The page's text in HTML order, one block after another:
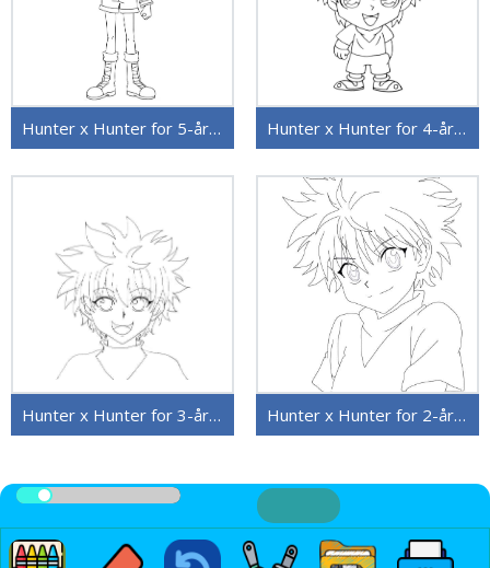
Hunter x Hunter for 5-åringer Hunter x Hunter for 4-åringer
Hunter x Hunter for 3-åringer Hunter x Hunter for 2-åringer